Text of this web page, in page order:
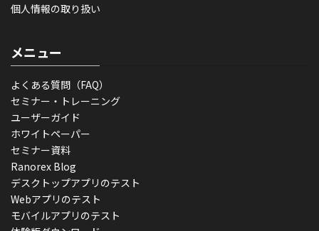
個人情報の取り扱い
メニュー
よくある質問（FAQ）
セミナー・トレーニング
ユーザーガイド
ホワイトペーパー
セミナー資料
Ranorex Blog
デスクトップアプリのテスト
Webアプリのテスト
モバイルアプリのテスト